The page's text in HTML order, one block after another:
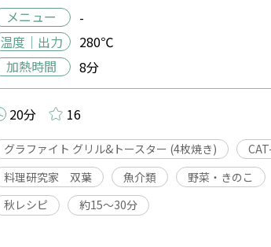
メニュー
-
温度｜出力
280℃
加熱時間
8分
20分 16
グラファイト グリル&トースター (4枚焼き)
料理研究家 双葉
魚介類 野菜・きのこ
秋レシピ
約15〜30分